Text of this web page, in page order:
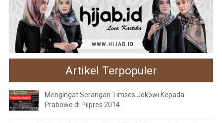
Artikel Terpopuler
Mengingat Serangan Timses Jokowi Kepada
Prabowo di Pilpres 2014